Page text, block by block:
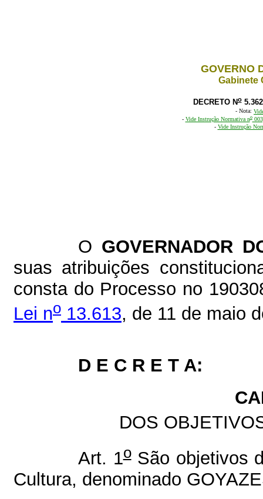
GOVERNO
Gabinete
DECRETO No
- Nota:
- Vide Instrução Normativa no
- Vide Instrução
O GOVERNADOR
suas atribuições
consta do Processo no
Lei no 13.613, de 11 de maio
D E C R E T A:
DOS
Art. 1oSão objetivos
Cultura, denominado